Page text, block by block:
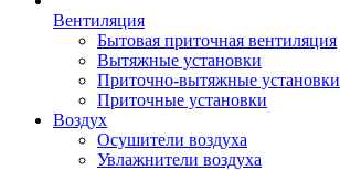
Вентиляция
Бытовая приточная вентиляция
Вытяжные установки
Приточно-вытяжные установки
Приточные установки
Воздух
Осушители воздуха
Увлажнители воздуха